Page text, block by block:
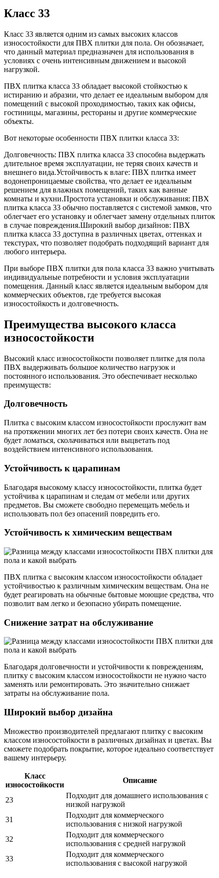
Класс 33
Класс 33 является одним из самых высоких классов
износостойкости для ПВХ плитки для пола. Он обозначает,
что данный материал предназначен для использования в
условиях с очень интенсивным движением и высокой
нагрузкой.
ПВХ плитка класса 33 обладает высокой стойкостью к
истиранию и абразии, что делает ее идеальным выбором для
помещений с высокой проходимостью, таких как офисы,
гостиницы, магазины, рестораны и другие коммерческие
объекты.
Вот некоторые особенности ПВХ плитки класса 33:
Долговечность: ПВХ плитка класса 33 способна выдержать
длительное время эксплуатации, не теряя своих качеств и
внешнего вида.Устойчивость к влаге: ПВХ плитка имеет
водонепроницаемые свойства, что делает ее идеальным
решением для влажных помещений, таких как ванные
комнаты и кухни.Простота установки и обслуживания: ПВХ
плитка класса 33 обычно поставляется с системой замков, что
облегчает его установку и облегчает замену отдельных плиток
в случае повреждения.Широкий выбор дизайнов: ПВХ
плитка класса 33 доступна в различных цветах, оттенках и
текстурах, что позволяет подобрать подходящий вариант для
любого интерьера.
При выборе ПВХ плитки для пола класса 33 важно учитывать
индивидуальные потребности и условия эксплуатации
помещения. Данный класс является идеальным выбором для
коммерческих объектов, где требуется высокая
износостойкость и долговечность.
Преимущества высокого класса
износостойкости
Высокий класс износостойкости позволяет плитке для пола
ПВХ выдерживать большое количество нагрузок и
постоянного использования. Это обеспечивает несколько
преимуществ:
Долговечность
Плитка с высоким классом износостойкости прослужит вам
на протяжении многих лет без потери своих качеств. Она не
будет ломаться, сколачиваться или выцветать под
воздействием интенсивного использования.
Устойчивость к царапинам
Благодаря высокому классу износостойкости, плитка будет
устойчива к царапинам и следам от мебели или других
предметов. Вы сможете свободно перемещать мебель и
использовать пол без опасений повредить его.
Устойчивость к химическим веществам
ПВХ плитка с высоким классом износостойкости обладает
устойчивостью к различным химическим веществам. Она не
будет реагировать на обычные бытовые моющие средства, что
позволит вам легко и безопасно убирать помещение.
Снижение затрат на обслуживание
Благодаря долговечности и устойчивости к повреждениям,
плитку с высоким классом износостойкости не нужно часто
заменять или ремонтировать. Это значительно снижает
затраты на обслуживание пола.
Широкий выбор дизайна
Множество производителей предлагают плитку с высоким
классом износостойкости в различных дизайнах и цветах. Вы
сможете подобрать покрытие, которое идеально соответствует
вашему интерьеру.
Класс
износостойкости
Описание
23
Подходит для домашнего использования с
низкой нагрузкой
31
Подходит для коммерческого
использования с низкой нагрузкой
32
Подходит для коммерческого
использования с средней нагрузкой
33
Подходит для коммерческого
использования с высокой нагрузкой